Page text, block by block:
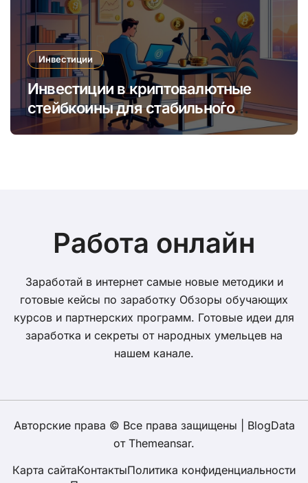
Инвестиции
Инвестиции в криптовалютные
стейбкоины для стабильно́го
онлайн-заработка в условиях
Работа онлайн
Заработай в интернет самые новые методики и
готовые кейсы по заработку Обзоры обучающих
курсов и партнерских программ. Готовые идеи для
заработка и секреты от народных умельцев на
нашем канале.
Авторские права © Все права защищены
BlogData
от Themeansar.
Карта сайтаКонтактыПолитика конфиденциальности